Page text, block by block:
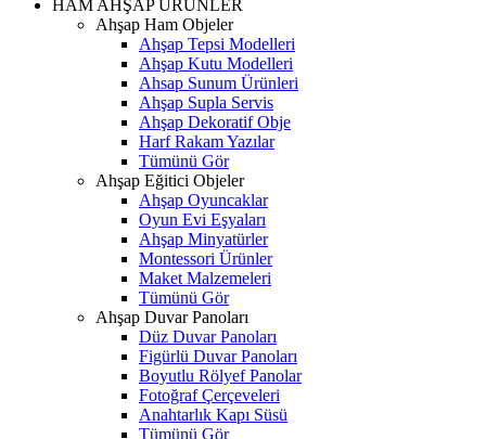
HAM AHŞAP ÜRÜNLER
Ahşap Ham Objeler
Ahşap Tepsi Modelleri
Ahşap Kutu Modelleri
Ahsap Sunum Ürünleri
Ahşap Supla Servis
Ahşap Dekoratif Obje
Harf Rakam Yazılar
Tümünü Gör
Ahşap Eğitici Objeler
Ahşap Oyuncaklar
Oyun Evi Eşyaları
Ahşap Minyatürler
Montessori Ürünler
Maket Malzemeleri
Tümünü Gör
Ahşap Duvar Panoları
Düz Duvar Panoları
Figürlü Duvar Panoları
Boyutlu Rölyef Panolar
Fotoğraf Çerçeveleri
Anahtarlık Kapı Süsü
Tümünü Gör